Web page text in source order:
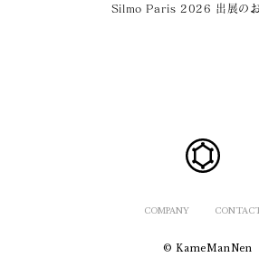
Silmo Paris 2026 出展の
COMPANY
© KameManNen